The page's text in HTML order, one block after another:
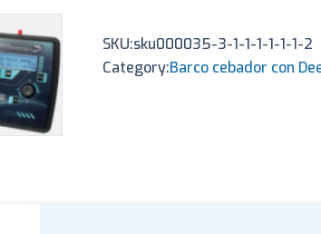
SKU:sku000035-3-1-1-1-1-1-1-2
Category:Barco cebador con